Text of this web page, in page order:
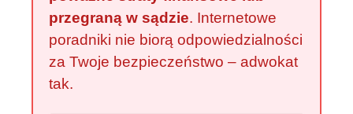
przegraną w sądzie. Internetowe
poradniki nie biorą odpowiedzialności
za Twoje bezpieczeństwo – adwokat
tak.